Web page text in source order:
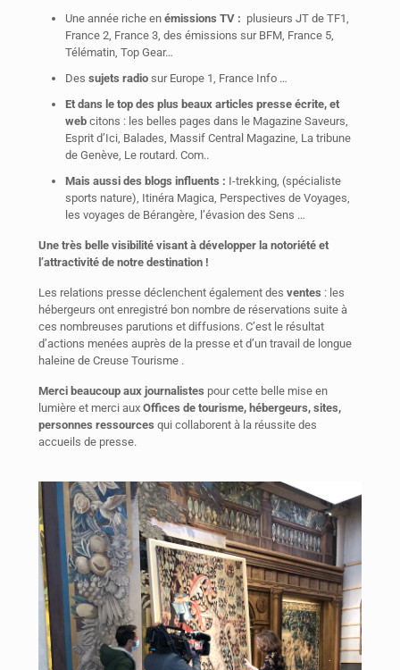
Une année riche en émissions TV : plusieurs JT de TF1,
France 2, France 3, des émissions sur BFM, France 5,
Télématin, Top Gear…
Des sujets radio sur Europe 1, France Info …
Et dans le top des plus beaux articles presse écrite, et
web citons : les belles pages dans le Magazine Saveurs,
Esprit d’Ici, Balades, Massif Central Magazine, La tribune
de Genève, Le routard. Com..
Mais aussi des blogs influents : I-trekking, (spécialiste
sports nature), Itinéra Magica, Perspectives de Voyages,
les voyages de Bérangère, l’évasion des Sens …
Une très belle visibilité visant à développer la notoriété et
l’attractivité de notre destination !
Les relations presse déclenchent également des ventes : les
hébergeurs ont enregistré bon nombre de réservations suite à
ces nombreuses parutions et diffusions. C’est le résultat
d’actions menées auprès de la presse et d’un travail de longue
haleine de Creuse Tourisme .
Merci beaucoup aux journalistes pour cette belle mise en
lumière et merci aux Offices de tourisme, hébergeurs, sites,
personnes ressources qui collaborent à la réussite des
accueils de presse.